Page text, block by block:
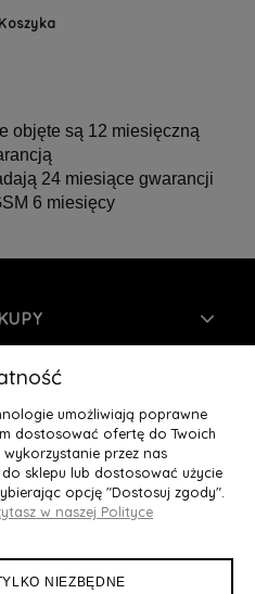
objęte są 12 miesięczną
24 miesiące gwarancji
6 miesięcy
KONTO
umożliwiają poprawne
dostosować ofertę do Twoich
przez nas
sklepu lub dostosować użycie
opcję "Dostosuj zgody".
w naszej Polityce
NIEZBĘDNE